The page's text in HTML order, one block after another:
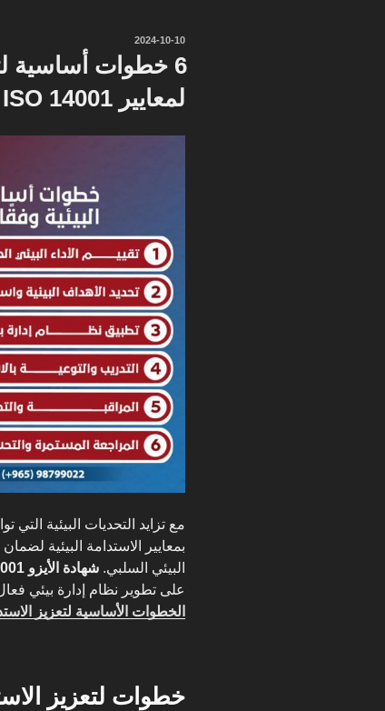
نُشر
2024-10-10
6 خطوات أساسية
لمعايير ISO 14001
مع تزايد التحديات البيئية
بمعايير الاستدامة البيئية
البيئي السلبي. شهادة الأيزو 14001
على تطوير نظام إدارة بيئي
الخطوات الأساسية لتعزيز
خطوات لتعزيز